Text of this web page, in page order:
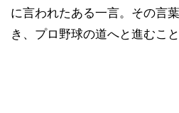
に言われたある一言。その言
き、プロ野球の道へと進むこ